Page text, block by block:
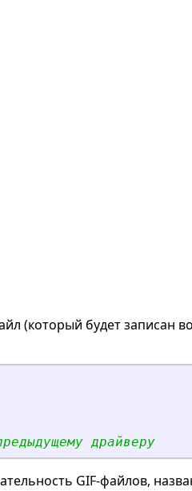
(который будет записан
драйверу
GIF-файлов,